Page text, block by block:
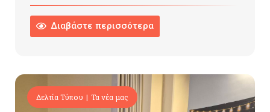
Διαβάστε περισσότερα
Δελτία Τύπου Τα νέα μας